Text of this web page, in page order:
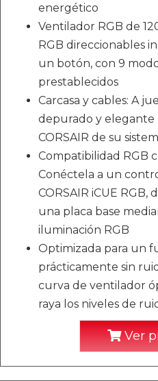
energético
Ventilador RGB de
RGB direccionables
un botón, con 9
prestablecidos
Carcasa y cables: A
depurado y
CORSAIR de su
Compatibilidad RGB
Conéctela a un
CORSAIR iCUE RGB,
una placa base
iluminación RGB
Optimizada para un
prácticamente sin
curva de ventilador
raya los niveles de
Ver